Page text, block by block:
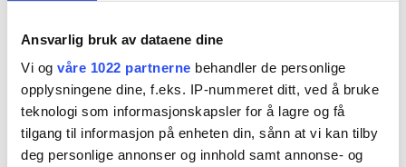
Ansvarlig bruk av dataene dine
Vi og våre 1022 partnerne behandler de personlige
opplysningene dine, f.eks. IP-nummeret ditt, ved å bruke
teknologi som informasjonskapsler for å lagre og få
tilgang til informasjon på enheten din, sånn at vi kan tilby
deg personlige annonser og innhold samt annonse- og
FK-boikotten: Kan miste
plassen i serien